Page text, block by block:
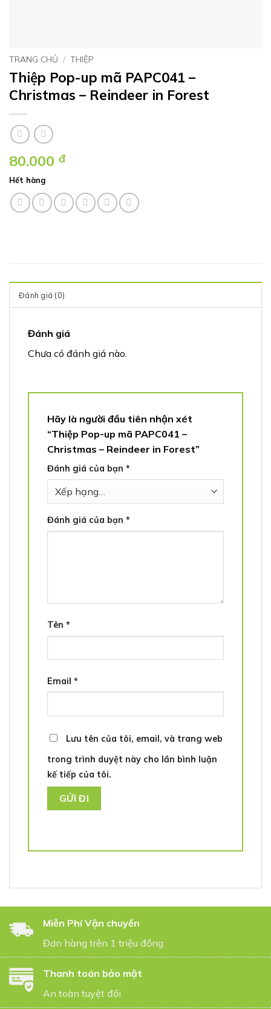
TRANG CHỦ / THIỆP
Thiệp Pop-up mã PAPC041 –
Christmas – Reindeer in Forest
80.000 đ
Hết hàng
Đánh giá (0)
Đánh giá
Chưa có đánh giá nào.
Hãy là người đầu tiên nhận xét
“Thiệp Pop-up mã PAPC041 –
Christmas – Reindeer in Forest”
Đánh giá của bạn *
Đánh giá của bạn *
Tên *
Email *
Lưu tên của tôi, email, và trang web
trong trình duyệt này cho lần bình luận
kế tiếp của tôi.
Miễn Phí Vận chuyển
Đơn hàng trên 1 triệu đồng
Thanh toán bảo mật
An toàn tuyệt đối